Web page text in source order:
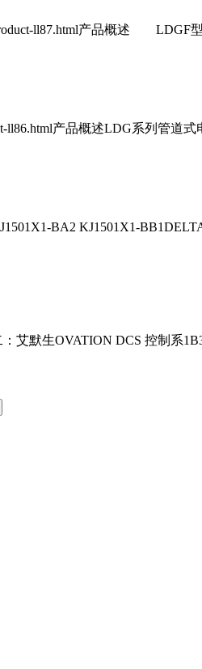
ll87.html产品概述 LDGF
ll86.html产品概述LDG系列管道
BA2 KJ1501X1-
默生OVATION DCS 控制系